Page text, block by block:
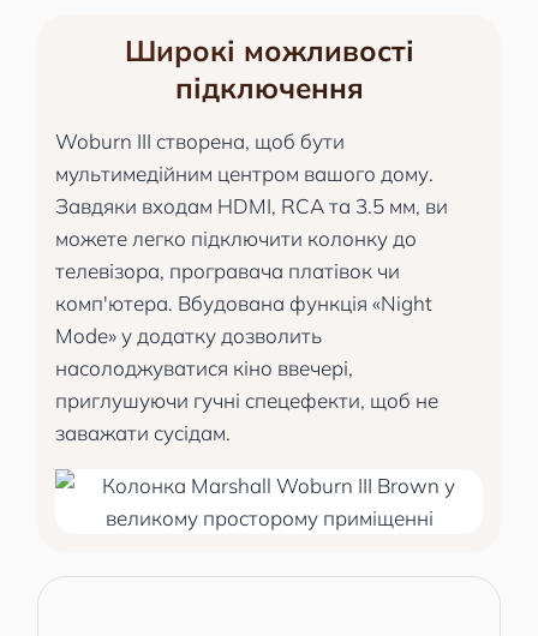
Широкі можливості
підключення
Woburn III створена, щоб бути
мультимедійним центром вашого дому.
Завдяки входам HDMI, RCA та 3.5 мм, ви
можете легко підключити колонку до
телевізора, програвача платівок чи
комп'ютера. Вбудована функція «Night
Mode» у додатку дозволить
насолоджуватися кіно ввечері,
приглушуючи гучні спецефекти, щоб не
заважати сусідам.